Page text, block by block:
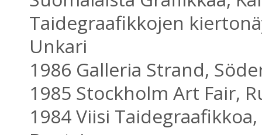
Taidegraafikkojen
Unkari
1986 Galleria Strand,
1985 Stockholm Art Fair,
1984 Viisi